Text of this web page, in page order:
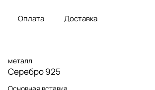
Оплата Доставка
металл
Серебро 925